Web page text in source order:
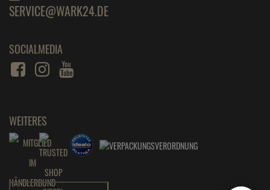
SERVICE@WARK24.DE
SOCIALMEDIA
WEITERES